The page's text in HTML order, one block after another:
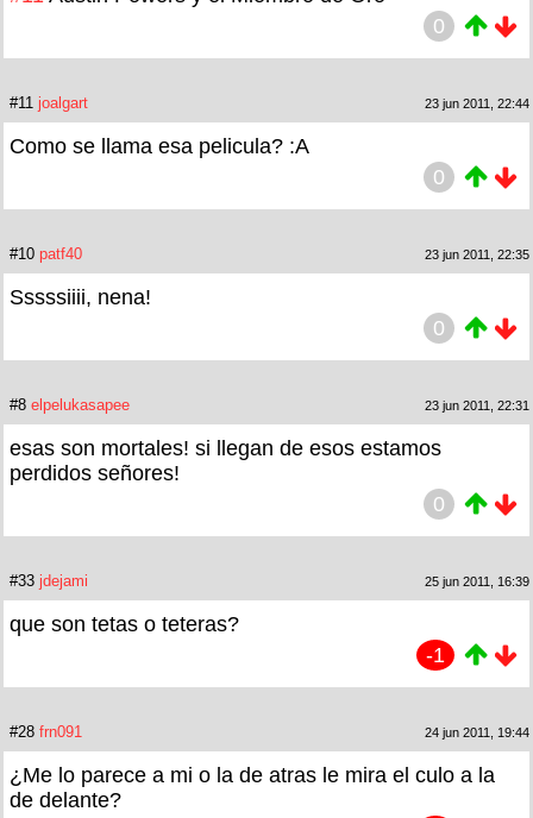
0
#11 joalgart 23 jun 2011, 22:44
Como se llama esa pelicula? :A
0
#10 patf40 23 jun 2011, 22:35
Sssssiiii, nena!
0
#8 elpelukasapee 23 jun 2011, 22:31
esas son mortales! si llegan de esos estamos
perdidos señores!
0
#33 jdejami 25 jun 2011, 16:39
que son tetas o teteras?
-1
#28 frn091 24 jun 2011, 19:44
¿Me lo parece a mi o la de atras le mira el culo a la
de delante?